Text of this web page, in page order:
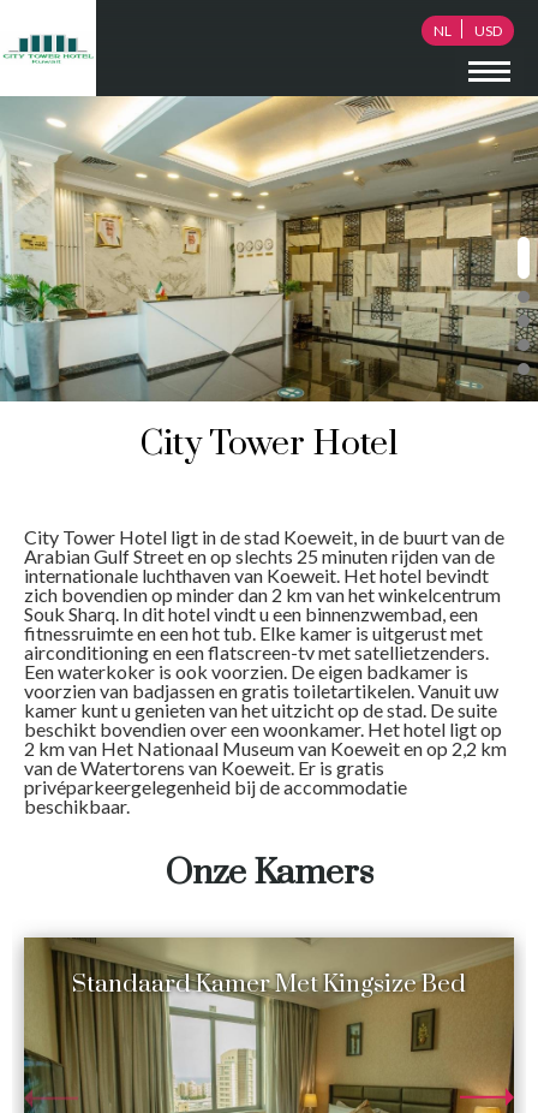
NL USD
City Tower Hotel
City Tower Hotel ligt in de stad Koeweit, in de buurt van de
Arabian Gulf Street en op slechts 25 minuten rijden van de
internationale luchthaven van Koeweit. Het hotel bevindt
zich bovendien op minder dan 2 km van het winkelcentrum
Souk Sharq. In dit hotel vindt u een binnenzwembad, een
fitnessruimte en een hot tub. Elke kamer is uitgerust met
airconditioning en een flatscreen-tv met satellietzenders.
Een waterkoker is ook voorzien. De eigen badkamer is
voorzien van badjassen en gratis toiletartikelen. Vanuit uw
kamer kunt u genieten van het uitzicht op de stad. De suite
beschikt bovendien over een woonkamer. Het hotel ligt op
2 km van Het Nationaal Museum van Koeweit en op 2,2 km
van de Watertorens van Koeweit. Er is gratis
privéparkeergelegenheid bij de accommodatie
beschikbaar.
Onze Kamers
Standaard Kamer Met Kingsize Bed